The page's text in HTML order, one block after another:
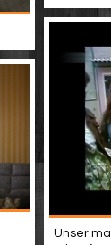
Unser